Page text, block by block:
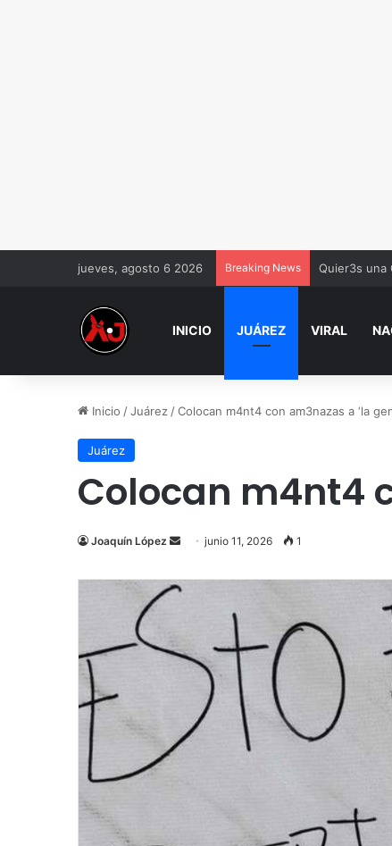
jueves, agosto 6 2026 Breaking News Quier3s una
INICIO JUÁREZ VIRAL
Inicio /Juárez /Colocan m4nt4 con am3nazas a ‘la
Juárez
Colocan m4nt4
Joaquín López
Send
email
junio 11, 2026 1